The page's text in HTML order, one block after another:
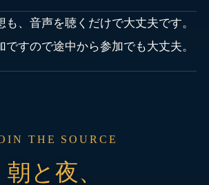
、音声を聴くだけで大丈夫です。
すので途中から参加でも大丈夫。
THE SOURCE
朝と夜、